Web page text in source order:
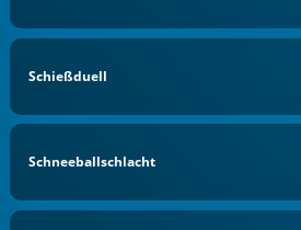
Schießduell
Schneeballschlacht